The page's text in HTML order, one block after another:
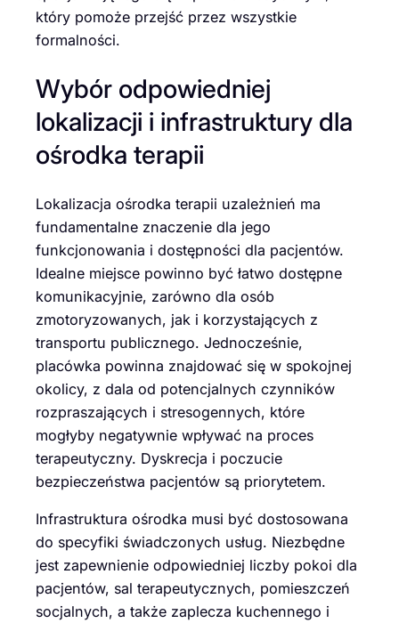
który pomoże przejść przez wszystkie
formalności.
Wybór odpowiedniej
lokalizacji i infrastruktury dla
ośrodka terapii
Lokalizacja ośrodka terapii uzależnień ma
fundamentalne znaczenie dla jego
funkcjonowania i dostępności dla pacjentów.
Idealne miejsce powinno być łatwo dostępne
komunikacyjnie, zarówno dla osób
zmotoryzowanych, jak i korzystających z
transportu publicznego. Jednocześnie,
placówka powinna znajdować się w spokojnej
okolicy, z dala od potencjalnych czynników
rozpraszających i stresogennych, które
mogłyby negatywnie wpływać na proces
terapeutyczny. Dyskrecja i poczucie
bezpieczeństwa pacjentów są priorytetem.
Infrastruktura ośrodka musi być dostosowana
do specyfiki świadczonych usług. Niezbędne
jest zapewnienie odpowiedniej liczby pokoi dla
pacjentów, sal terapeutycznych, pomieszczeń
socjalnych, a także zaplecza kuchennego i